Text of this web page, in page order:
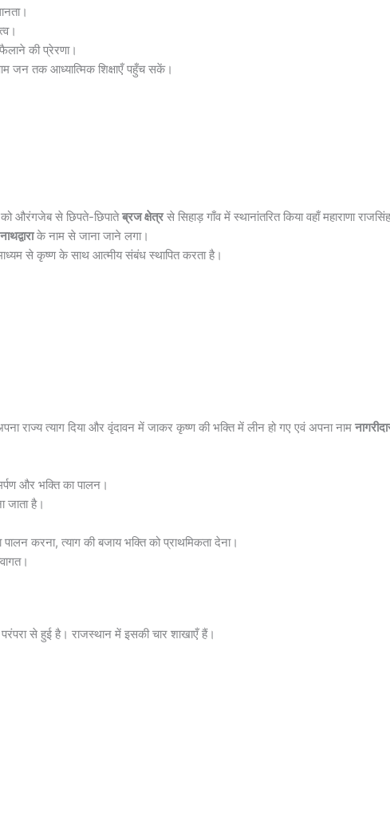
की प्रेरणा।
जन तक आध्यात्मिक शिक्षाएँ पहुँच सकें।
को औरंगजेब से छिपते-छिपातेब्रज क्षेत्रसे सिहाड़ गाँव में स्थानांतरित किया वहाँ महाराणा राजसिंह
नाथद्वाराके नाम से जाना जाने लगा।
से कृष्ण के साथ आत्मीय संबंध स्थापित करता है।
राज्य त्याग दिया और वृंदावन में जाकर कृष्ण की भक्ति में लीन हो गए एवं अपना नाम
और भक्ति का पालन।
जाता है।
करना, त्याग की बजाय भक्ति को प्राथमिकता देना।
परंपरा से हुई है। राजस्थान में इसकी चार शाखाएँ हैं।